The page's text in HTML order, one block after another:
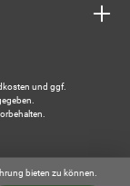
und ggf.
bieten zu können.